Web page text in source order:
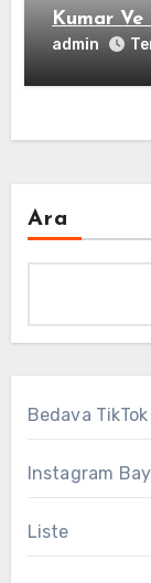
Kumar
admin
Ara
Bedava
Instagram
Liste